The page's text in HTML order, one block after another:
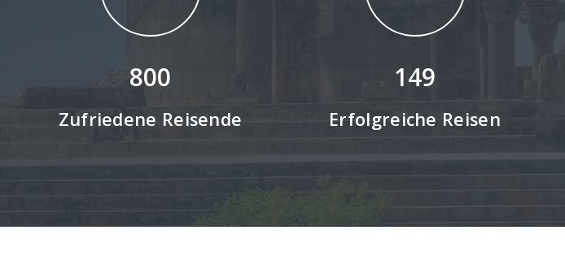
800
Zufriedene Reisende
149
Erfolgreiche Reisen